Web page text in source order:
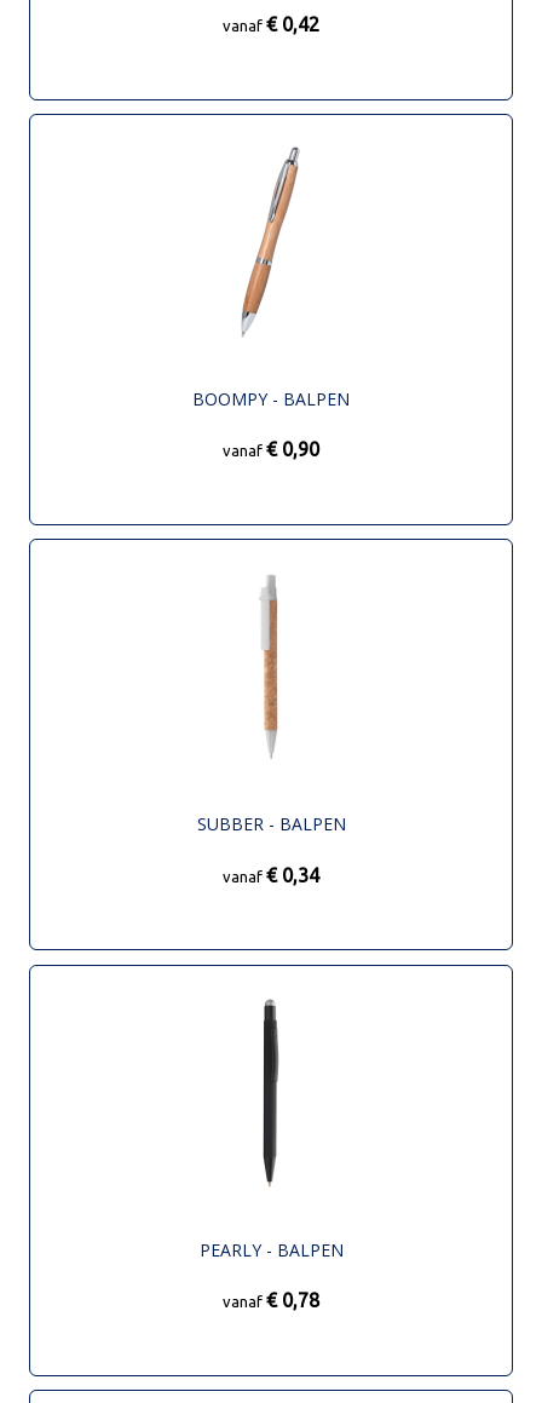
vanaf € 0,42
BOOMPY - BALPEN
vanaf € 0,90
SUBBER - BALPEN
vanaf € 0,34
PEARLY - BALPEN
vanaf € 0,78